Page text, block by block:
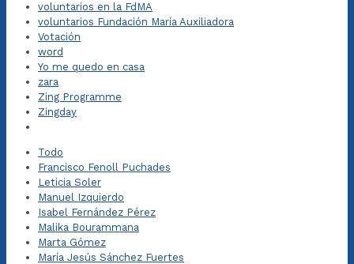
voluntarios en la FdMA
voluntarios Fundación María Auxiliadora
Votación
word
Yo me quedo en casa
zara
Zing Programme
Zingday
Todo
Francisco Fenoll Puchades
Leticia Soler
Manuel Izquierdo
Isabel Fernández Pérez
Malika Bourammana
Marta Gómez
María Jesús Sánchez Fuertes